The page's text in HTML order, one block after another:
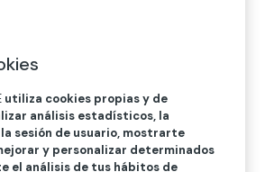
R
Y Z
de seguros
utiliza cookies propias y de
análisis estadísticos, la
sesión de usuario, mostrarte
y personalizar determinados
el análisis de tus hábitos de